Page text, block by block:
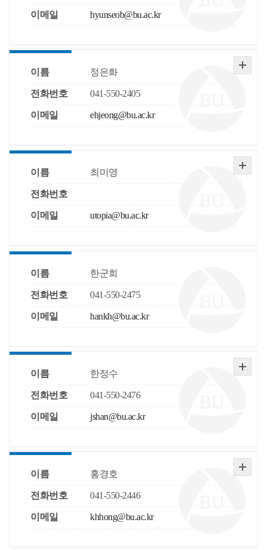
이메일 hyunseob@bu.ac.kr
이름 정은화
전화번호 041-550-2405
이메일 ehjeong@bu.ac.kr
이름 최미영
전화번호
이메일 utopia@bu.ac.kr
이름 한군희
전화번호 041-550-2475
이메일 hankh@bu.ac.kr
이름 한정수
전화번호 041-550-2476
이메일 jshan@bu.ac.kr
이름 홍경호
전화번호 041-550-2446
이메일 khhong@bu.ac.kr